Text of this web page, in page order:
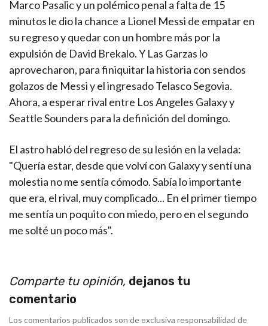
Marco Pasalic y un polémico penal a falta de 15
minutos le dio la chance a Lionel Messi de empatar en
su regreso y quedar con un hombre más por la
expulsión de David Brekalo. Y Las Garzas lo
aprovecharon, para finiquitar la historia con sendos
golazos de Messi y el ingresado Telasco Segovia.
Ahora, a esperar rival entre Los Angeles Galaxy y
Seattle Sounders para la definición del domingo.
El astro habló del regreso de su lesión en la velada:
"Quería estar, desde que volví con Galaxy y sentí una
molestia no me sentía cómodo. Sabía lo importante
que era, el rival, muy complicado... En el primer tiempo
me sentía un poquito con miedo, pero en el segundo
me solté un poco más".
Comparte tu opinión, dejanos tu
comentario
Los comentarios publicados son de exclusiva responsabilidad de